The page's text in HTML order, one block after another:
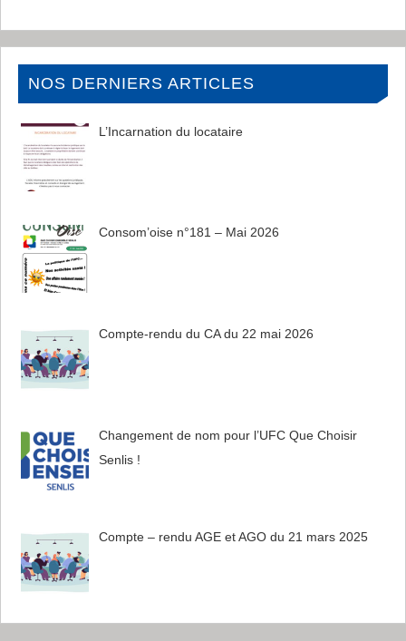
NOS DERNIERS ARTICLES
L’Incarnation du locataire
Consom’oise n°181 – Mai 2026
Compte-rendu du CA du 22 mai 2026
Changement de nom pour l’UFC Que Choisir
Senlis !
Compte – rendu AGE et AGO du 21 mars 2025